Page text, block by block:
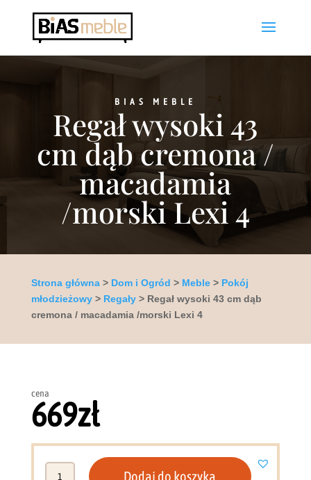
BIAS MEBLE
Regał wysoki 43
cm dąb cremona /
macadamia
/morski Lexi 4
Strona główna> Dom i Ogród > Meble> Pokój
młodzieżowy> Regały> Regał wysoki 43 cm dąb
cremona / macadamia /morski Lexi 4
cena
669zł
Dodaj do koszyka